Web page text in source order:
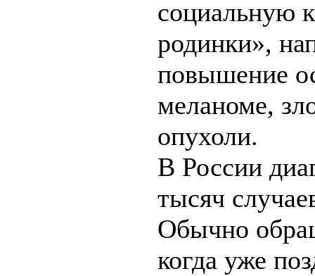
социальную
родинки»,
повышение
меланоме,
опухоли.
В России
тысяч
Обычно
когда уже